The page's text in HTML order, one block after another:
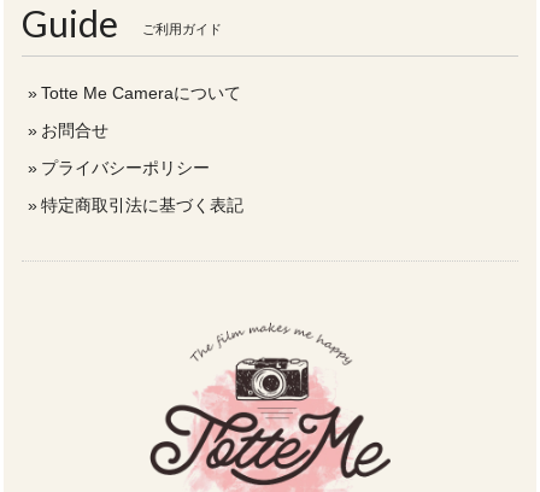
Guide ご利用ガイド
Totte Me Cameraについて
お問合せ
プライバシーポリシー
特定商取引法に基づく表記